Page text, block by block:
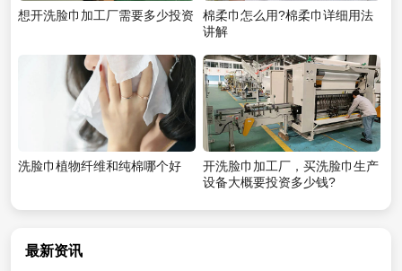
想开洗脸巾加工厂需要多少投资
棉柔巾怎么用?棉柔巾详细用法
讲解
洗脸巾植物纤维和纯棉哪个好
开洗脸巾加工厂，买洗脸巾生产
设备大概要投资多少钱?
最新资讯